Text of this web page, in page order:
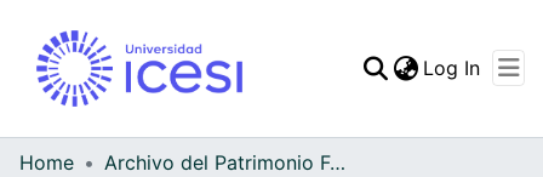
Log In
Home
Archivo del Patrimonio Fotográfico y Fílmico del Valle del Cauca